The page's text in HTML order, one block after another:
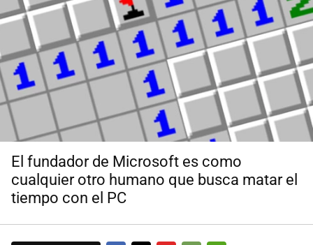
El fundador de Microsoft es como
cualquier otro humano que busca matar el
tiempo con el PC